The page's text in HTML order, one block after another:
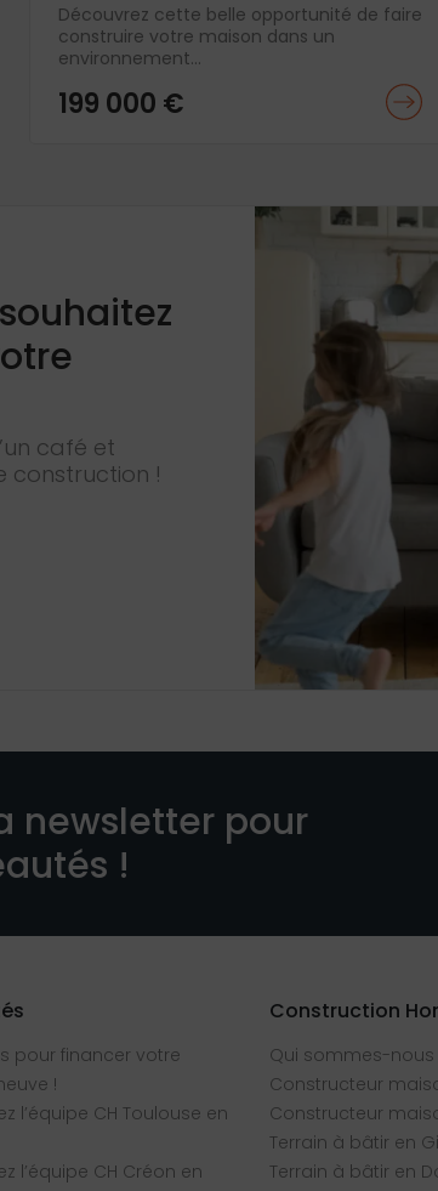
Découvrez cette belle opportunité de faire
construire votre maison dans un
environnement...
199 000 €
café et
construction !
newsletter pour
!
pour financer votre
!
l’équipe CH Toulouse en
l’équipe CH Créon en
Construction
Qui sommes-nous
Constructeur
Constructeur
Terrain à bâtir en
Terrain à bâtir en